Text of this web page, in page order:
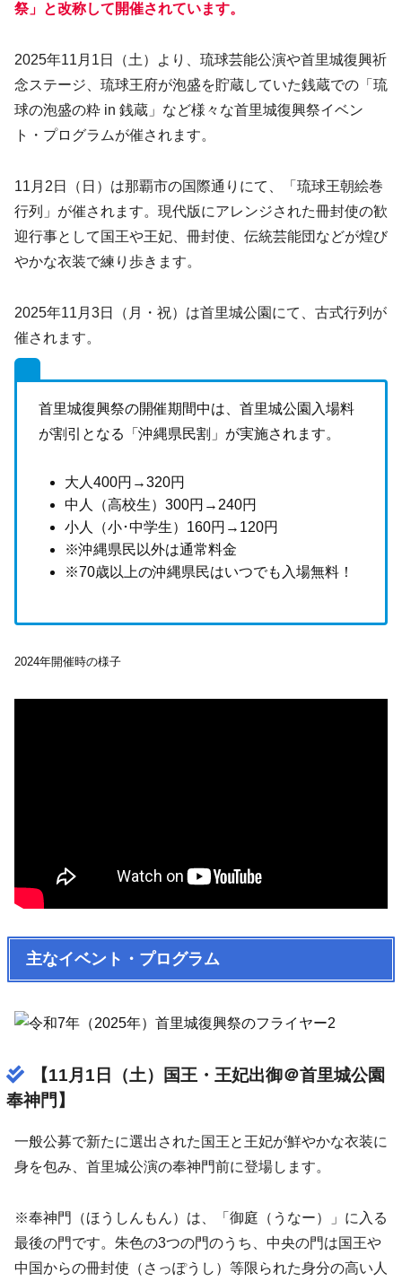
祭」と改称して開催されています。
2025年11月1日（土）より、琉球芸能公演や首里城復興祈
念ステージ、琉球王府が泡盛を貯蔵していた銭蔵での「琉
球の泡盛の粋 in 銭蔵」など様々な首里城復興祭イベン
ト・プログラムが催されます。
11月2日（日）は那覇市の国際通りにて、「琉球王朝絵巻
行列」が催されます。現代版にアレンジされた冊封使の歓
迎行事として国王や王妃、冊封使、伝統芸能団などが煌び
やかな衣装で練り歩きます。
2025年11月3日（月・祝）は首里城公園にて、古式行列が
催されます。
首里城復興祭の開催期間中は、首里城公園入場料
が割引となる「沖縄県民割」が実施されます。
大人400円→320円
中人（高校生）300円→240円
小人（小･中学生）160円→120円
※沖縄県民以外は通常料金
※70歳以上の沖縄県民はいつでも入場無料！
2024年開催時の様子
主なイベント・プログラム
【11月1日（土）国王・王妃出御＠首里城公園
奉神門】
一般公募で新たに選出された国王と王妃が鮮やかな衣装に
身を包み、首里城公演の奉神門前に登場します。
※奉神門（ほうしんもん）は、「御庭（うなー）」に入る
最後の門です。朱色の3つの門のうち、中央の門は国王や
中国からの冊封使（さっぽうし）等限られた身分の高い人